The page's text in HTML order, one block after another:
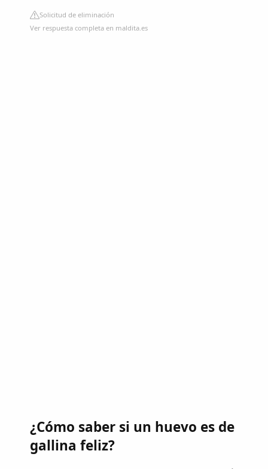
Solicitud de eliminación
Ver respuesta completa en maldita.es
¿Cómo saber si un huevo es de
gallina feliz?